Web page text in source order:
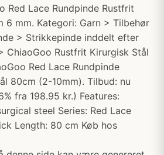
Red Lace Rundpinde Rustfrit
6 mm. Kategori: Garn > Tilbehør
> Strikkepinde inddelt efter
ChiaoGoo Rustfrit Kirurgisk Stål
Red Lace Rundpinde
80cm (2-10mm). Tilbud: nu
fra 198.95 kr.) Features:
steel Series: Red Lace
Length: 80 cm Køb hos